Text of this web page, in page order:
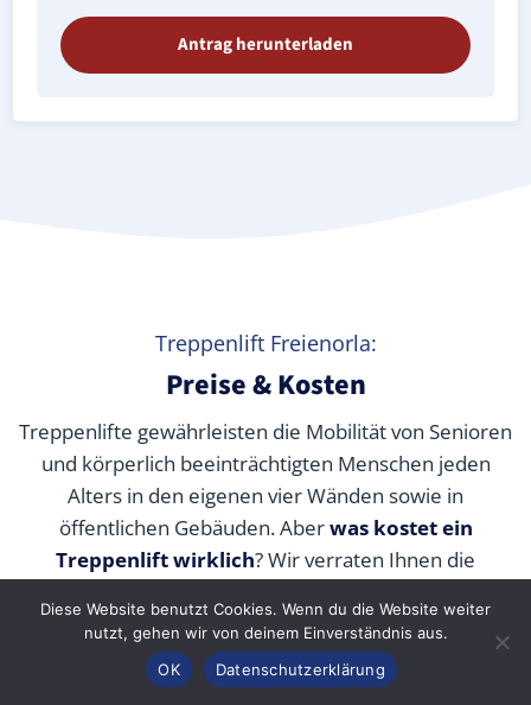
Antrag herunterladen
Treppenlift Freienorla:
Preise & Kosten
Treppenlifte gewährleisten die Mobilität von Senioren
und körperlich beeinträchtigten Menschen jeden
Alters in den eigenen vier Wänden sowie in
öffentlichen Gebäuden. Aberwas kostet ein
Treppenlift wirklich? Wir verraten Ihnen die
Modell und wie Sie die Kosten durch Zuschüsse,
Fördermittel und Alternativen senken können.
Konfigurator
Diese Website benutzt Cookies. Wenn du die Website weiter
nutzt, gehen wir von deinem Einverständnis aus.
OK
Datenschutzerklärung